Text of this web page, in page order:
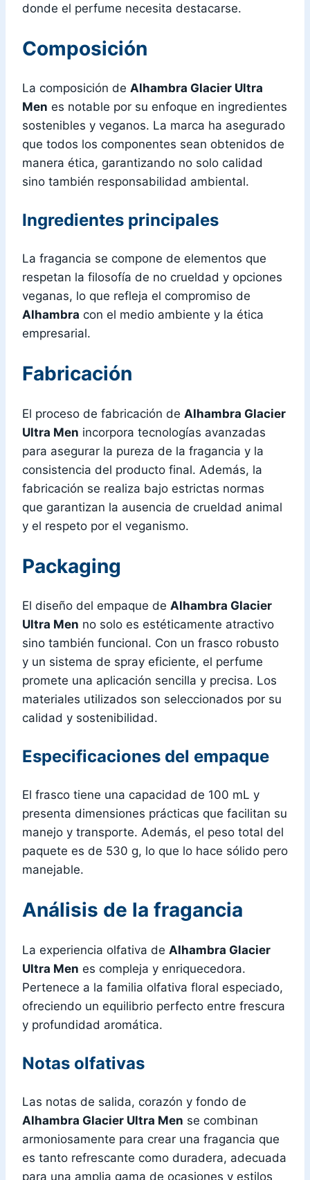
donde el perfume necesita destacarse.
Composición
La composición de Alhambra Glacier Ultra
Men es notable por su enfoque en ingredientes
sostenibles y veganos. La marca ha asegurado
que todos los componentes sean obtenidos de
manera ética, garantizando no solo calidad
sino también responsabilidad ambiental.
Ingredientes principales
La fragancia se compone de elementos que
respetan la filosofía de no crueldad y opciones
veganas, lo que refleja el compromiso de
Alhambra con el medio ambiente y la ética
empresarial.
Fabricación
El proceso de fabricación de Alhambra Glacier
Ultra Men incorpora tecnologías avanzadas
para asegurar la pureza de la fragancia y la
consistencia del producto final. Además, la
fabricación se realiza bajo estrictas normas
que garantizan la ausencia de crueldad animal
y el respeto por el veganismo.
Packaging
El diseño del empaque de Alhambra Glacier
Ultra Men no solo es estéticamente atractivo
sino también funcional. Con un frasco robusto
y un sistema de spray eficiente, el perfume
promete una aplicación sencilla y precisa. Los
materiales utilizados son seleccionados por su
calidad y sostenibilidad.
Especificaciones del empaque
El frasco tiene una capacidad de 100 mL y
presenta dimensiones prácticas que facilitan su
manejo y transporte. Además, el peso total del
paquete es de 530 g, lo que lo hace sólido pero
manejable.
Análisis de la fragancia
La experiencia olfativa de Alhambra Glacier
Ultra Men es compleja y enriquecedora.
Pertenece a la familia olfativa floral especiado,
ofreciendo un equilibrio perfecto entre frescura
y profundidad aromática.
Notas olfativas
Las notas de salida, corazón y fondo de
Alhambra Glacier Ultra Men se combinan
armoniosamente para crear una fragancia que
es tanto refrescante como duradera, adecuada
para una amplia gama de ocasiones y estilos